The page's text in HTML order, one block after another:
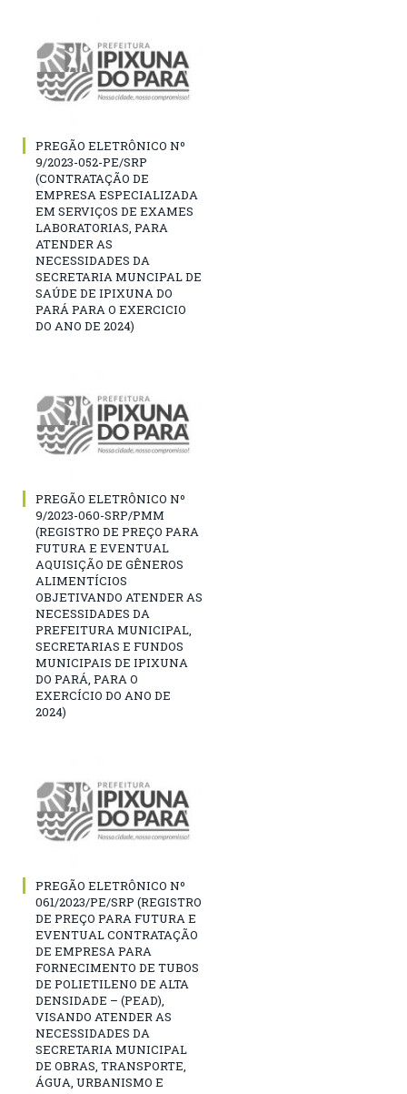
PREGÃO ELETRÔNICO Nº
9/2023-052-PE/SRP
(CONTRATAÇÃO DE
EMPRESA ESPECIALIZADA
EM SERVIÇOS DE EXAMES
LABORATORIAS, PARA
ATENDER AS
NECESSIDADES DA
SECRETARIA MUNCIPAL DE
SAÚDE DE IPIXUNA DO
PARÁ PARA O EXERCICIO
DO ANO DE 2024)
PREGÃO ELETRÔNICO Nº
9/2023-060-SRP/PMM
(REGISTRO DE PREÇO PARA
FUTURA E EVENTUAL
AQUISIÇÃO DE GÊNEROS
ALIMENTÍCIOS
OBJETIVANDO ATENDER AS
NECESSIDADES DA
PREFEITURA MUNICIPAL,
SECRETARIAS E FUNDOS
MUNICIPAIS DE IPIXUNA
DO PARÁ, PARA O
EXERCÍCIO DO ANO DE
2024)
PREGÃO ELETRÔNICO Nº
061/2023/PE/SRP (REGISTRO
DE PREÇO PARA FUTURA E
EVENTUAL CONTRATAÇÃO
DE EMPRESA PARA
FORNECIMENTO DE TUBOS
DE POLIETILENO DE ALTA
DENSIDADE – (PEAD),
VISANDO ATENDER AS
NECESSIDADES DA
SECRETARIA MUNICIPAL
DE OBRAS, TRANSPORTE,
ÁGUA, URBANISMO E